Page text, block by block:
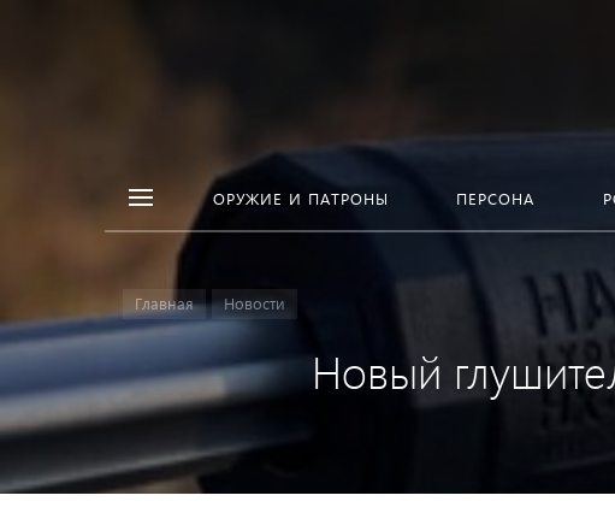
ОРУЖИЕ И ПАТРОНЫ ПЕРСОНА
Главная Новости
Новый